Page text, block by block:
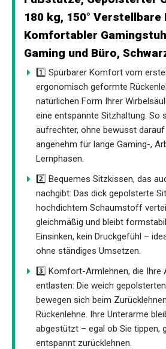
180 kg, 150° Verstellbare
Komfortabler
Gaming und Büro,
1️⃣ Spürbarer Komfort vom
ergonomisch geformte
natürlichen Form Ihrer
eine entspannte Sitzhaltung. So
aufrechter, ohne bewusst
angenehm für lange Gaming-,
Lernphasen.
2️⃣ Bequemes Sitzkissen, das
nachgibt: Das dick gepolsterte
hochdichtem Schaumstoff
gleichmäßig und bleibt
Einsinken, kein Druckgefühl –
ohne ständiges Umsetzen.
3️⃣ Komfort-Armlehnen, die Ihre
entlasten: Die weich
bewegen sich beim
Rückenlehne. Ihre Unterarme
abgestützt – egal ob Sie tippen,
entspannt zurücklehnen.